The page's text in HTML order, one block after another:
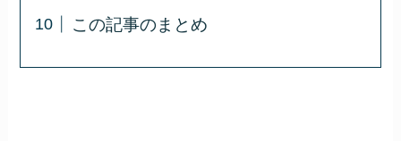
この記事のまとめ